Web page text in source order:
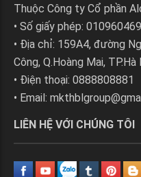
Thuộc Công ty Cổ phần
• Số giấy phép:
• Địa chỉ: 159A4, đường
Công, Q.Hoàng Mai, TP.Hà
• Điện thoại: 0888808881
• Email:
LIÊN HỆ VỚI CHÚNG TÔI